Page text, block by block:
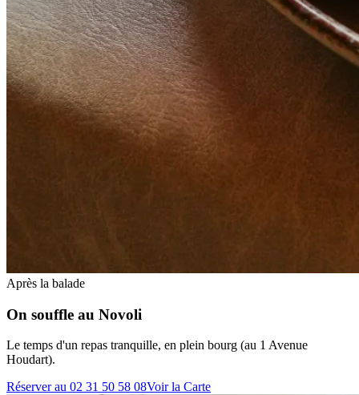
Après la balade
On souffle au Novoli
Le temps d'un repas tranquille, en plein bourg (au 1 Avenue
Houdart).
Réserver au 02 31 50 58 08Voir la Carte